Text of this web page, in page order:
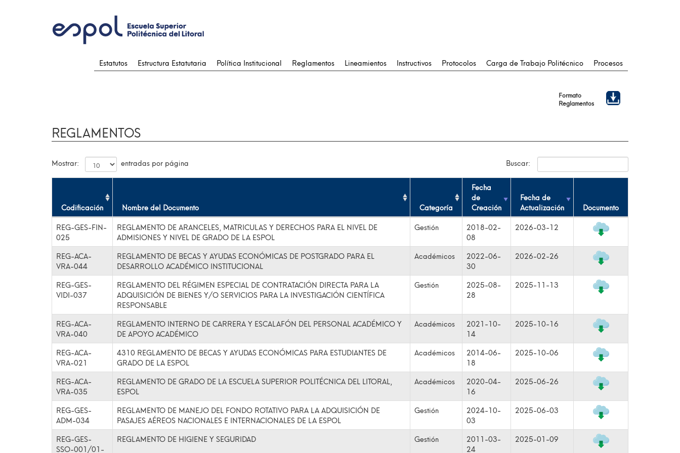
Estatutos Estructura Estatutaria Política Institucional Reglamentos Lineamientos Instructivos Protocolos Carga de Trabajo Politécnico Procesos
Formato
Reglamentos
REGLAMENTOS
Mostrar: entradas por página Buscar:
Codificación Nombre del Documento Categoría
Fecha
de
Creación
Fecha de
Actualización
Documento
REG-GES-FIN-
025
REGLAMENTO DE ARANCELES, MATRICULAS Y DERECHOS PARA EL NIVEL DE
ADMISIONES Y NIVEL DE GRADO DE LA ESPOL
Gestión
2018-02-
08
2026-03-12
REG-ACA-
VRA-044
REGLAMENTO DE BECAS Y AYUDAS ECONÓMICAS DE POSTGRADO PARA EL
DESARROLLO ACADÉMICO INSTITUCIONAL
Académicos
2022-06-
30
2026-02-26
REG-GES-
VIDI-037
REGLAMENTO DEL RÉGIMEN ESPECIAL DE CONTRATACIÓN DIRECTA PARA LA
ADQUISICIÓN DE BIENES Y/O SERVICIOS PARA LA INVESTIGACIÓN CIENTÍFICA
RESPONSABLE
Gestión
2025-08-
28
2025-11-13
REG-ACA-
VRA-040
REGLAMENTO INTERNO DE CARRERA Y ESCALAFÓN DEL PERSONAL ACADÉMICO Y
DE APOYO ACADÉMICO
Académicos
2021-10-
14
2025-10-16
REG-ACA-
VRA-021
4310 REGLAMENTO DE BECAS Y AYUDAS ECONÓMICAS PARA ESTUDIANTES DE
GRADO DE LA ESPOL
Académicos
2014-06-
18
2025-10-06
REG-ACA-
VRA-035
REGLAMENTO DE GRADO DE LA ESCUELA SUPERIOR POLITÉCNICA DEL LITORAL,
ESPOL
Académicos
2020-04-
16
2025-06-26
REG-GES-
ADM-034
REGLAMENTO DE MANEJO DEL FONDO ROTATIVO PARA LA ADQUISICIÓN DE
PASAJES AÉREOS NACIONALES E INTERNACIONALES DE LA ESPOL
Gestión
2024-10-
03
2025-06-03
REG-GES-
SSO-001/01-
REGLAMENTO DE HIGIENE Y SEGURIDAD Gestión
2011-03-
24
2025-01-09